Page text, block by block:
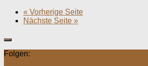
« Vorherige Seite
Nächste Seite »
Folgen: